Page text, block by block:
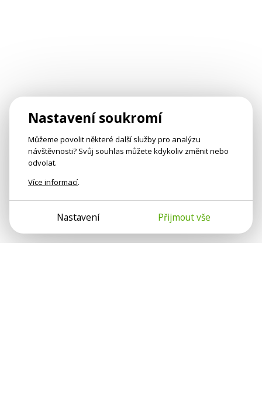
Nastavení soukromí
Můžeme povolit některé další služby pro analýzu
návštěvnosti? Svůj souhlas můžete kdykoliv změnit nebo
odvolat.
Více informací.
Nastavení Přijmout vše